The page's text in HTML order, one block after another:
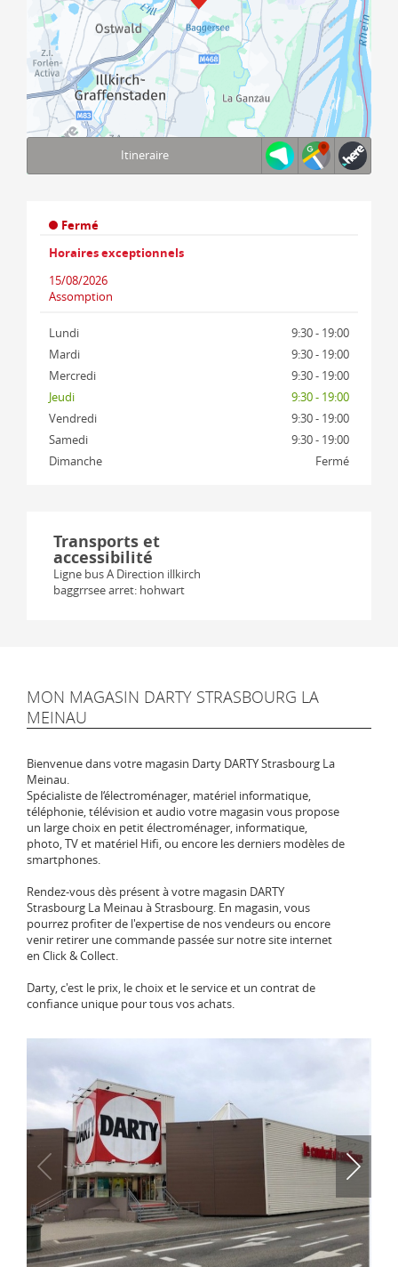
© 1987–2026 HERE, IGN, Deutschland
Itineraire
Fermé
Horaires exceptionnels
15/08/2026
Assomption
Lundi
9:30 - 19:00
Mardi
9:30 - 19:00
Mercredi
9:30 - 19:00
Jeudi
9:30 - 19:00
Vendredi
9:30 - 19:00
Samedi
9:30 - 19:00
Dimanche
Fermé
Transports et
accessibilité
Ligne bus A Direction illkirch
baggrrsee arret: hohwart
MON MAGASIN DARTY STRASBOURG LA
MEINAU
Bienvenue dans votre magasin Darty DARTY Strasbourg La
Meinau.
Spécialiste de l‘électroménager, matériel informatique,
téléphonie, télévision et audio votre magasin vous propose
un large choix en petit électroménager, informatique,
photo, TV et matériel Hifi, ou encore les derniers modèles de
smartphones.
Rendez-vous dès présent à votre magasin DARTY
Strasbourg La Meinau à Strasbourg. En magasin, vous
pourrez profiter de l'expertise de nos vendeurs ou encore
venir retirer une commande passée sur notre site internet
en Click & Collect.
Darty, c'est le prix, le choix et le service et un contrat de
confiance unique pour tous vos achats.